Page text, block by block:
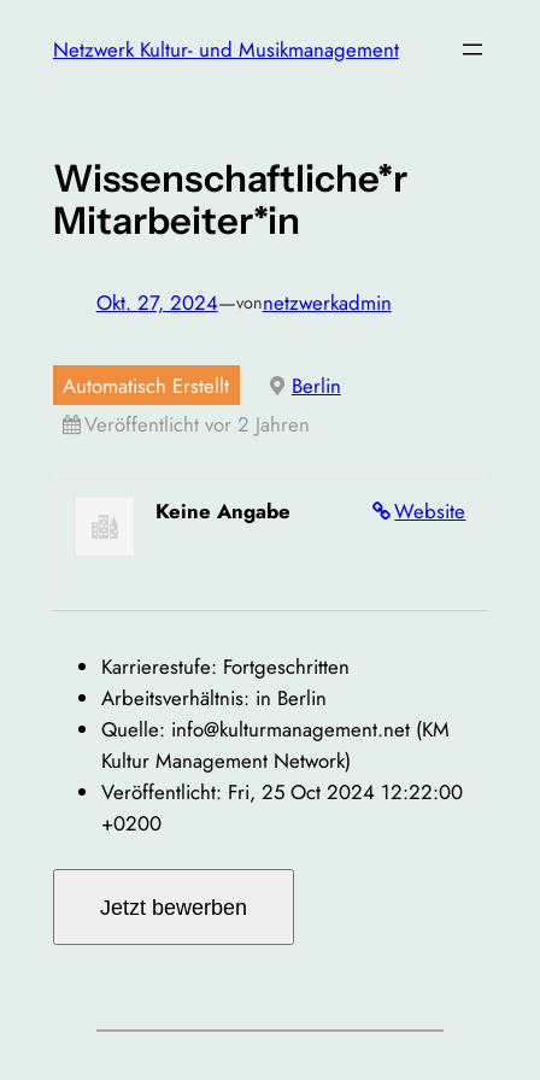
InhaltNetzwerk Kultur- und Musikmanagement
Wissenschaftliche*r
Mitarbeiter*in
Okt. 27, 2024—vonnetzwerkadmin
Automatisch Erstellt
Berlin
Veröffentlicht vor 2 Jahren
Website
Keine Angabe
Karrierestufe: Fortgeschritten
Arbeitsverhältnis: in Berlin
Quelle: info@kulturmanagement.net (KM
Kultur Management Network)
Veröffentlicht: Fri, 25 Oct 2024 12:22:00
+0200